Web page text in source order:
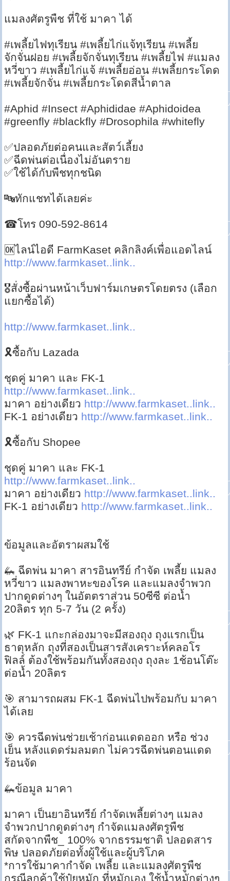
แมลงศัตรูพืช ที่ใช้ มาคา ได้
#เพลี้ยไฟทุเรียน #เพลี้ยไก่แจ้ทุเรียน #เพลี้ย
จักจั่นฝอย #เพลี้ยจักจั่นทุเรียน #เพลี้ยไฟ #แมลง
หวี่ขาว #เพลี้ยไก่แจ้ #เพลี้ยอ่อน #เพลี้ยกระโดด
#เพลี้ยจักจั่น #เพลี้ยกระโดดสีน้ำตาล
#Aphid #Insect #Aphididae #Aphidoidea
#greenfly #blackfly #Drosophila #whitefly
✅ปลอดภัยต่อคนและสัตว์เลี้ยง
✅ฉีดพ่นต่อเนื่องไม่อันตราย
✅ใช้ได้กับพืชทุกชนิด
🔤ทักแชทได้เลยค่ะ
☎โทร 090-592-8614
🆗ไลน์ไอดี FarmKaset คลิกลิงค์เพื่อแอดไลน์
http://www.farmkaset..link..
🎖สั่งซื้อผ่านหน้าเว็บฟาร์มเกษตรโดยตรง (เลือก
แยกซื้อได้)
http://www.farmkaset..link..
🎗ซื้อกับ Lazada
ชุดคู่ มาคา และ FK-1
http://www.farmkaset..link..
มาคา อย่างเดียว http://www.farmkaset..link..
FK-1 อย่างเดียว http://www.farmkaset..link..
🎗ซื้อกับ Shopee
ชุดคู่ มาคา และ FK-1
http://www.farmkaset..link..
มาคา อย่างเดียว http://www.farmkaset..link..
FK-1 อย่างเดียว http://www.farmkaset..link..
ข้อมูลและอัตราผสมใช้
🦗 ฉีดพ่น มาคา สารอินทรีย์ กำจัด เพลี้ย แมลง
หวี่ขาว แมลงพาหะของโรค และแมลงจำพวก
ปากดูดต่างๆ ในอัตตราส่วน 50ซีซี ต่อน้ำ
20ลิตร ทุก 5-7 วัน (2 ครั้ง)
🌿 FK-1 แกะกล่องมาจะมีสองถุง ถุงแรกเป็น
ธาตุหลัก ถุงที่สองเป็นสารสังเคราะห์คลอโร
ฟิลล์ ต้องใช้พร้อมกันทั้งสองถุง ถุงละ 1ช้อนโต๊ะ
ต่อน้ำ 20ลิตร
🎯 สามารถผสม FK-1 ฉีดพ่นไปพร้อมกับ มาคา
ได้เลย
🎯 ควรฉีดพ่นช่วยเช้าก่อนแดดออก หรือ ช่วง
เย็น หลังแดดร่มลมตก ไม่ควรฉีดพ่นตอนแดด
ร้อนจัด
🦗ข้อมูล มาคา
มาคา เป็นยาอินทรีย์ กำจัดเพลี้ยต่างๆ แมลง
จำพวกปากดูดต่างๆ กำจัดแมลงศัตรูพืช
สกัดจากพืช_ 100% จากธรรมชาติ ปลอดสาร
พิษ ปลอดภัยต่อทั้งผู้ใช้และผู้บริโภค
*การใช้มาคากำจัด เพลี้ย และแมลงศัตรูพืช
กรณีลูกค้าใช้ปุ๋ยหมัก ที่หมักเอง ใช้น้ำหมักต่างๆ